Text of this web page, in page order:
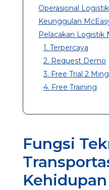
Operasional
Keunggulan
Pelacakan Logistik
1. Terpercaya
2. Request Demo
3. Free Trial 2
4. Free Training
Fungsi
Kehidupan